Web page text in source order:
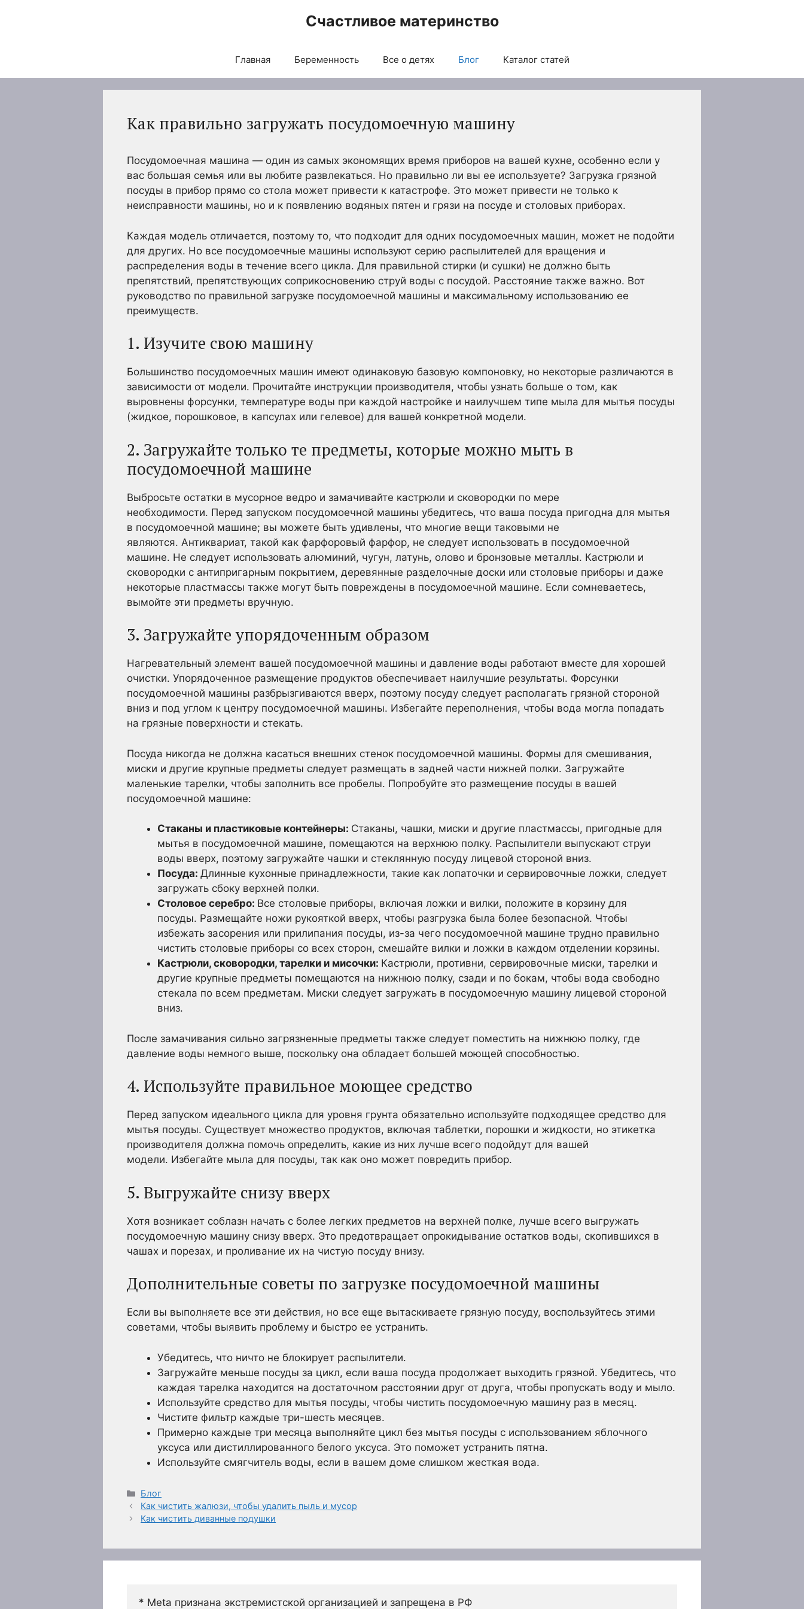
Счастливое материнство
Главная Беременность Все о детях Блог Каталог статей
Как правильно загружать посудомоечную машину
Посудомоечная машина — один из самых экономящих время приборов на вашей кухне, особенно если у
вас большая семья или вы любите развлекаться. Но правильно ли вы ее используете? Загрузка грязной
посуды в прибор прямо со стола может привести к катастрофе. Это может привести не только к
неисправности машины, но и к появлению водяных пятен и грязи на посуде и столовых приборах.
Каждая модель отличается, поэтому то, что подходит для одних посудомоечных машин, может не подойти
для других. Но все посудомоечные машины используют серию распылителей для вращения и
распределения воды в течение всего цикла. Для правильной стирки (и сушки) не должно быть
препятствий, препятствующих соприкосновению струй воды с посудой. Расстояние также важно. Вот
руководство по правильной загрузке посудомоечной машины и максимальному использованию ее
преимуществ.
1. Изучите свою машину
Большинство посудомоечных машин имеют одинаковую базовую компоновку, но некоторые различаются в
зависимости от модели. Прочитайте инструкции производителя, чтобы узнать больше о том, как
выровнены форсунки, температуре воды при каждой настройке и наилучшем типе мыла для мытья посуды
(жидкое, порошковое, в капсулах или гелевое) для вашей конкретной модели.
2. Загружайте только те предметы, которые можно мыть в
посудомоечной машине
Выбросьте остатки в мусорное ведро и замачивайте кастрюли и сковородки по мере
необходимости. Перед запуском посудомоечной машины убедитесь, что ваша посуда пригодна для мытья
в посудомоечной машине; вы можете быть удивлены, что многие вещи таковыми не
являются. Антиквариат, такой как фарфоровый фарфор, не следует использовать в посудомоечной
машине. Не следует использовать алюминий, чугун, латунь, олово и бронзовые металлы. Кастрюли и
сковородки с антипригарным покрытием, деревянные разделочные доски или столовые приборы и даже
некоторые пластмассы также могут быть повреждены в посудомоечной машине. Если сомневаетесь,
вымойте эти предметы вручную.
3. Загружайте упорядоченным образом
Нагревательный элемент вашей посудомоечной машины и давление воды работают вместе для хорошей
очистки. Упорядоченное размещение продуктов обеспечивает наилучшие результаты. Форсунки
посудомоечной машины разбрызгиваются вверх, поэтому посуду следует располагать грязной стороной
вниз и под углом к центру посудомоечной машины. Избегайте переполнения, чтобы вода могла попадать
на грязные поверхности и стекать.
Посуда никогда не должна касаться внешних стенок посудомоечной машины. Формы для смешивания,
миски и другие крупные предметы следует размещать в задней части нижней полки. Загружайте
маленькие тарелки, чтобы заполнить все пробелы. Попробуйте это размещение посуды в вашей
посудомоечной машине:
Стаканы и пластиковые контейнеры: Стаканы, чашки, миски и другие пластмассы, пригодные для
мытья в посудомоечной машине, помещаются на верхнюю полку. Распылители выпускают струи
воды вверх, поэтому загружайте чашки и стеклянную посуду лицевой стороной вниз.
Посуда: Длинные кухонные принадлежности, такие как лопаточки и сервировочные ложки, следует
загружать сбоку верхней полки.
Столовое серебро: Все столовые приборы, включая ложки и вилки, положите в корзину для
посуды. Размещайте ножи рукояткой вверх, чтобы разгрузка была более безопасной. Чтобы
избежать засорения или прилипания посуды, из-за чего посудомоечной машине трудно правильно
чистить столовые приборы со всех сторон, смешайте вилки и ложки в каждом отделении корзины.
Кастрюли, сковородки, тарелки и мисочки: Кастрюли, противни, сервировочные миски, тарелки и
другие крупные предметы помещаются на нижнюю полку, сзади и по бокам, чтобы вода свободно
стекала по всем предметам. Миски следует загружать в посудомоечную машину лицевой стороной
вниз.
После замачивания сильно загрязненные предметы также следует поместить на нижнюю полку, где
давление воды немного выше, поскольку она обладает большей моющей способностью.
4. Используйте правильное моющее средство
Перед запуском идеального цикла для уровня грунта обязательно используйте подходящее средство для
мытья посуды. Существует множество продуктов, включая таблетки, порошки и жидкости, но этикетка
производителя должна помочь определить, какие из них лучше всего подойдут для вашей
модели. Избегайте мыла для посуды, так как оно может повредить прибор.
5. Выгружайте снизу вверх
Хотя возникает соблазн начать с более легких предметов на верхней полке, лучше всего выгружать
посудомоечную машину снизу вверх. Это предотвращает опрокидывание остатков воды, скопившихся в
чашах и порезах, и проливание их на чистую посуду внизу.
Дополнительные советы по загрузке посудомоечной машины
Если вы выполняете все эти действия, но все еще вытаскиваете грязную посуду, воспользуйтесь этими
советами, чтобы выявить проблему и быстро ее устранить.
Убедитесь, что ничто не блокирует распылители.
Загружайте меньше посуды за цикл, если ваша посуда продолжает выходить грязной. Убедитесь, что
каждая тарелка находится на достаточном расстоянии друг от друга, чтобы пропускать воду и мыло.
Используйте средство для мытья посуды, чтобы чистить посудомоечную машину раз в месяц.
Чистите фильтр каждые три-шесть месяцев.
Примерно каждые три месяца выполняйте цикл без мытья посуды с использованием яблочного
уксуса или дистиллированного белого уксуса. Это поможет устранить пятна.
Используйте смягчитель воды, если в вашем доме слишком жесткая вода.
Рубрики
Блог
Как чистить жалюзи, чтобы удалить пыль и мусор
Как чистить диванные подушки
* Meta признана экстремистской организацией и запрещена в РФ